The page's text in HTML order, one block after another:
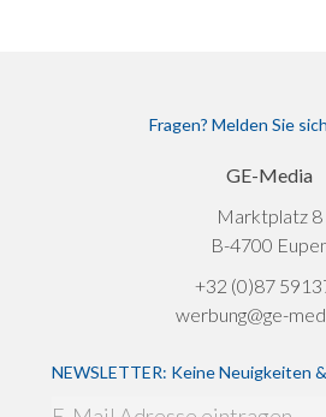
Fragen? Melden Sie
GE-Media
Marktplatz 8
B-4700
+32 (0)87
werbung@ge-
NEWSLETTER: Keine Neuigkeiten